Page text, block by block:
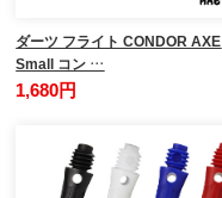
ダーツ フライト CONDOR AXE
Small コン …
1,680円